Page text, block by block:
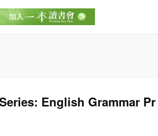
English Grammar Pr